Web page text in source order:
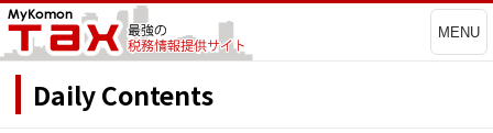
MENU
Daily Contents